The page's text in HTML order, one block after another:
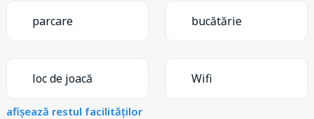
parcare bucătărie
loc de joacă Wifi
afișează restul facilităților